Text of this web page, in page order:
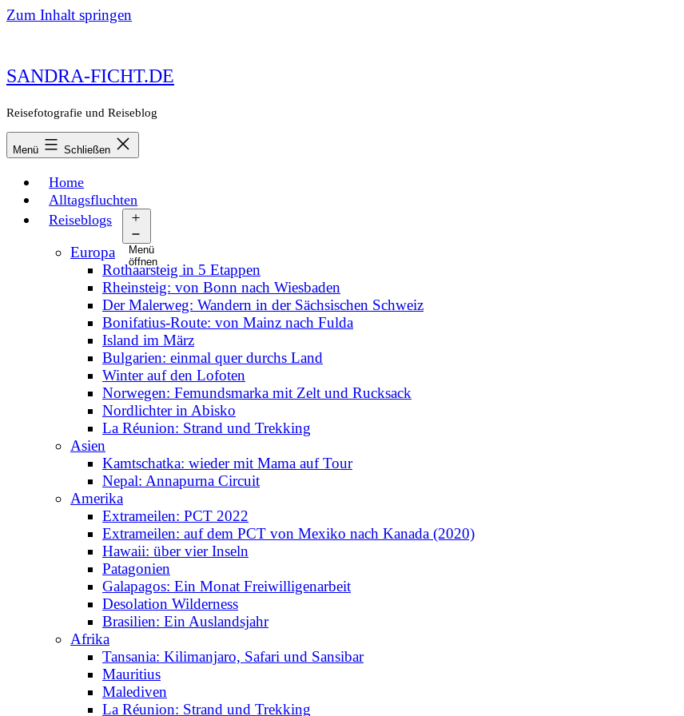
Zum Inhalt springen
SANDRA-FICHT.DE
Reisefotografie und Reiseblog
Menü Schließen
Home
Alltagsfluchten
Reiseblogs
Menü
öffnen
Europa
Rothaarsteig in 5 Etappen
Rheinsteig: von Bonn nach Wiesbaden
Der Malerweg: Wandern in der Sächsischen Schweiz
Bonifatius-Route: von Mainz nach Fulda
Island im März
Bulgarien: einmal quer durchs Land
Winter auf den Lofoten
Norwegen: Femundsmarka mit Zelt und Rucksack
Nordlichter in Abisko
La Réunion: Strand und Trekking
Asien
Kamtschatka: wieder mit Mama auf Tour
Nepal: Annapurna Circuit
Amerika
Extrameilen: PCT 2022
Extrameilen: auf dem PCT von Mexiko nach Kanada (2020)
Hawaii: über vier Inseln
Patagonien
Galapagos: Ein Monat Freiwilligenarbeit
Desolation Wilderness
Brasilien: Ein Auslandsjahr
Afrika
Tansania: Kilimanjaro, Safari und Sansibar
Mauritius
Malediven
La Réunion: Strand und Trekking